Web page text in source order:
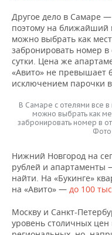
Другое дело в Самаре
поэтому на ближайший
можно выбрать как
забронировать номер в
сутки. Цена же
«Авито» не превышает
исключением парочки
В Самаре с отелями все
можно выбрать как
забронировать номер в
Фото
Нижний Новгород на
рублей и апартаменты
найти. На «Букинге»
на «Авито» — до 100
Москву и Санкт-
уровень столичных цен